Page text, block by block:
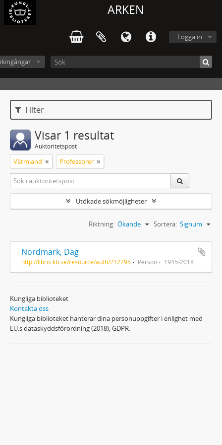
ARKEN
Logga in
Filter
Visar 1 resultat
Auktoritetspost
Värmland Professorer
Utökade sökmöjligheter
Sortera: Signum
Riktning: Ökande
Nordmark, Dag
http://libris.kb.se/resource/auth/212295 Person 1945-2018
Kungliga biblioteket
Kontakta oss
Kungliga biblioteket hanterar dina personuppgifter i enlighet med
EU:s dataskyddsförordning (2018), GDPR.